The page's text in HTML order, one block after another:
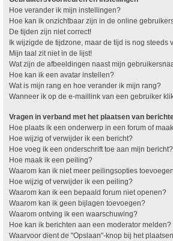
Hoe verander ik mijn instellingen?
Hoe kan ik onzichtbaar zijn in de online
De tijden zijn niet correct!
Ik wijzigde de tijdzone, maar de tijd is nog steeds
Mijn taal zit niet in de lijst!
Wat zijn de afbeeldingen naast mijn
Hoe kan ik een avatar instellen?
Wat is mijn rang en hoe verander ik mijn rang?
Wanneer ik op de e-maillink van een gebruiker
Vragen in verband met het plaatsen van
Hoe plaats ik een onderwerp in een forum of
Hoe wijzig of verwijder ik een bericht?
Hoe voeg ik een onderschrift toe aan mijn bericht?
Hoe maak ik een peiling?
Waarom kan ik niet meer peilingsopties
Hoe wijzig of verwijder ik een peiling?
Waarom kan ik een bepaald forum niet openen?
Waarom kan ik geen bijlagen toevoegen?
Waarom ontving ik een waarschuwing?
Hoe kan ik berichten aan een moderator melden?
Waarvoor dient de "Opslaan"-knop bij het